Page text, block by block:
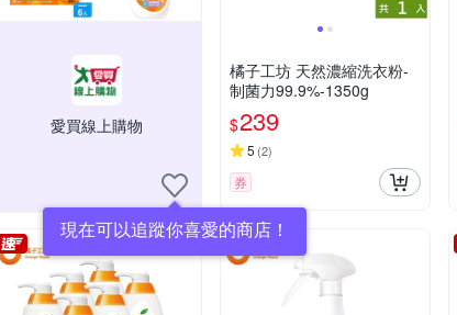
愛買線上購物
現在可以追蹤你喜愛的商店！
橘子工坊 天然濃縮洗衣粉-
制菌力99.9%-1350g
$239
5 (2)
券